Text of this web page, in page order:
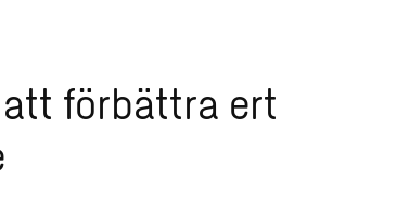
förbättra ert